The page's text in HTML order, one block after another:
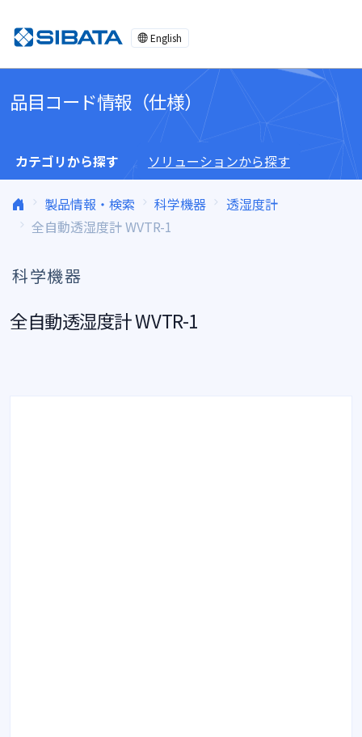
English
品目コード情報（仕様）
カテゴリから探す ソリューションから探す
製品情報・検索 科学機器
透湿度計
全自動透湿度計 WVTR-1
科学機器
全自動透湿度計 WVTR-1